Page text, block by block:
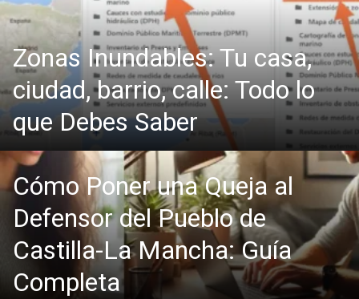
Zonas Inundables: Tu casa,
ciudad, barrio, calle: Todo lo
que Debes Saber
Cómo Poner una Queja al
Defensor del Pueblo de
Castilla-La Mancha: Guía
Completa